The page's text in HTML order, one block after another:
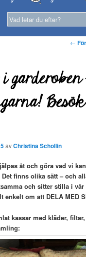
←
garderoben
Besök
avChristina Schollin
åt och göra vad vi
finns olika sätt – och
och sitter stilla i
enkelt om att DELA MED
kassar med kläder,